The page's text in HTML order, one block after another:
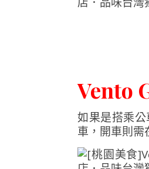
Vento
如果是搭乘
車，開車則需